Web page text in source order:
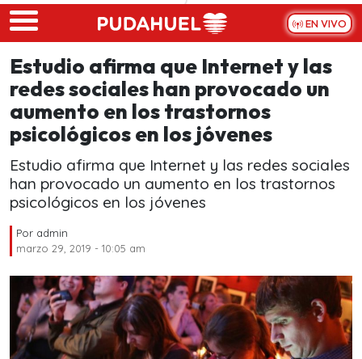
Skip to main content
EN VIVO
Estudio afirma que Internet y las
redes sociales han provocado un
aumento en los trastornos
psicológicos en los jóvenes
Estudio afirma que Internet y las redes sociales
han provocado un aumento en los trastornos
psicológicos en los jóvenes
Por admin
marzo 29, 2019 - 10:05 am